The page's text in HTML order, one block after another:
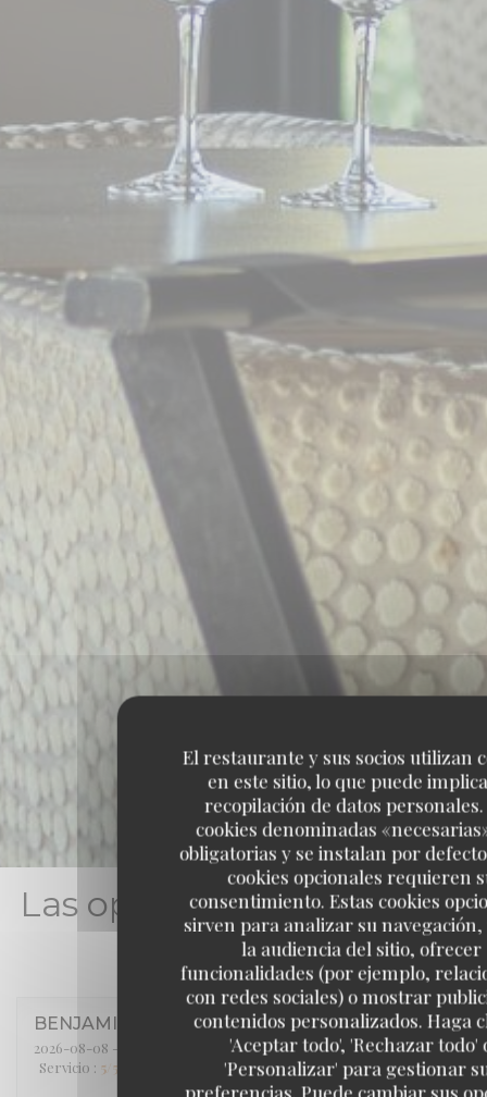
El restaurante y sus socios utilizan
en este sitio, lo que puede
recopilación de datos personales.
cookies denominadas
obligatorias y se instalan por
cookies opcionales requieren
consentimiento. Estas cookies
sirven para analizar su
la audiencia del sitio, ofrecer
funcionalidades (por ejemplo,
con redes sociales) o mostrar
contenidos personalizados. Haga
'Aceptar todo', 'Rechazar todo'
'Personalizar' para gestionar
preferencias. Puede cambiar sus
Las opiniones de nuestros
clientes
BENJAMIN
2026-08-08 - 20:30 - Invitados 2
Servicio : 5 /5 Menú:5/5 Calidad / Precio:5/5